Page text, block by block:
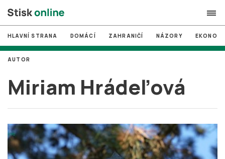
search
# MUNI
# Brno
# volby
login PŘIHLÁSIT SE
Zapomněli jste heslo?
HLAVNÍ STRANA DOMÁCÍ ZAHRANIČÍ NÁZORY
Miriam Hrádeľová
AUTOR